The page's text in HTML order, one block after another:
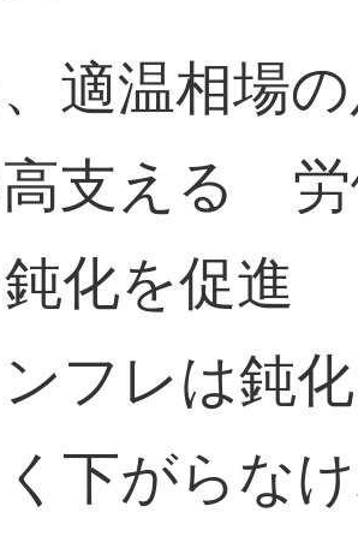
、適温相場
支える 労
化を促進
フレは鈍
下がらな